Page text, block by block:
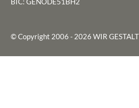
© Copyright 2006 - 2026WIR